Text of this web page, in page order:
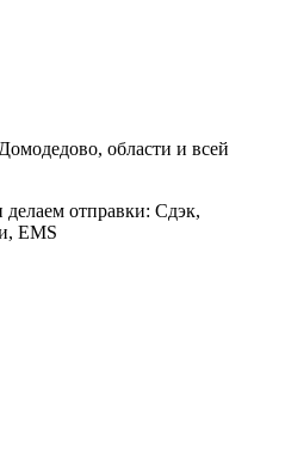
области и всей
отправки: Сдэк,
EMS